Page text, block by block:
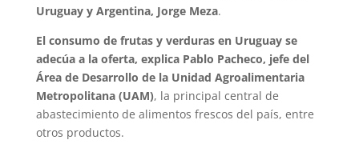
Uruguay y Argentina, Jorge Meza.
El consumo de frutas y verduras en Uruguay se
adecúa a la oferta, explica Pablo Pacheco, jefe del
Área de Desarrollo de la Unidad Agroalimentaria
Metropolitana (UAM), la principal central de
abastecimiento de alimentos frescos del país, entre
otros productos.